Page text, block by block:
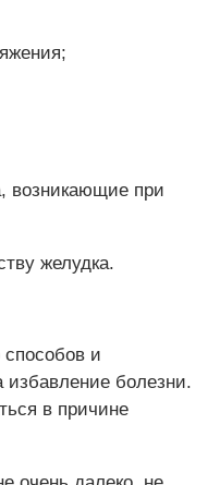
возникающие при
желудка.
и
болезни.
в причине